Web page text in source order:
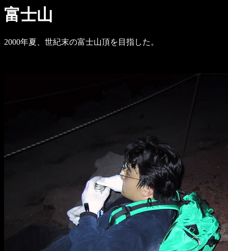
富士山
2000年夏、世紀末の富士山頂を目指した。